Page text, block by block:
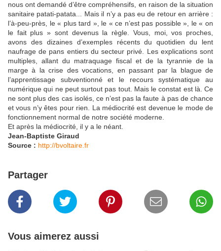
nous ont demandé d’être compréhensifs, en raison de la situation
sanitaire patati-patata... Mais il n’y a pas eu de retour en arrière :
l’à-peu-près, le « plus tard », le « ce n’est pas possible », le « on
le fait plus » sont devenus la règle. Vous, moi, vos proches,
avons des dizaines d’exemples récents du quotidien du lent
naufrage de pans entiers du secteur privé. Les explications sont
multiples, allant du matraquage fiscal et de la tyrannie de la
marge à la crise des vocations, en passant par la blague de
l’apprentissage subventionné et le recours systématique au
numérique qui ne peut surtout pas tout. Mais le constat est là. Ce
ne sont plus des cas isolés, ce n’est pas la faute à pas de chance
et vous n’y êtes pour rien. La médiocrité est devenue le mode de
fonctionnement normal de notre société moderne.
Et après la médiocrité, il y a le néant.
Jean-Baptiste Giraud
Source : http://bvoltaire.fr
Partager
Vous aimerez aussi